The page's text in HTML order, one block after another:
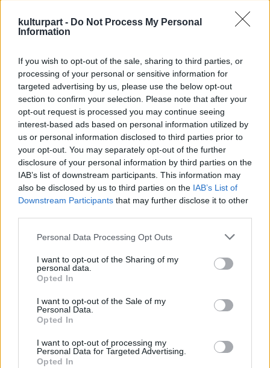
kulturpart - Do Not Process My Personal
Information
If you wish to opt-out of the sale, sharing to third parties, or
processing of your personal or sensitive information for
targeted advertising by us, please use the below opt-out
section to confirm your selection. Please note that after your
opt-out request is processed you may continue seeing
interest-based ads based on personal information utilized by
us or personal information disclosed to third parties prior to
your opt-out. You may separately opt-out of the further
disclosure of your personal information by third parties on the
IAB’s list of downstream participants. This information may
also be disclosed by us to third parties on the IAB’s List of
Downstream Participants that may further disclose it to other
Please note that this website/app uses one or more Google
not limited to your visit or usage behaviour. You may click to
grant or deny consent to Google and its third-party tags to
use your data for below specified purposes in below Google
consent section.
Personal Data Processing Opt Outs
I want to opt-out of the Sharing of my
personal data.
Opted In
I want to opt-out of the Sale of my
Personal Data.
Opted In
I want to opt-out of processing my
Personal Data for Targeted Advertising.
Opted In
A fal mellett egy parányi sír is napvilágra
maradványai voltak.
Lilja Pálsdóttir régész szerint nem lehet
biztonsággal állítani, hogy rituális
emberáldozatról van szó.
"Elterjedt szokás volt, hogy a falrésekbe
áldozati adományokat rejtettek. Ez a
gyakorlat honos volt a rómaiak körében is,
akik egy új ház építésekor újszülöttek
csontjait helyezték el a falakban. Egyelőre
semmi biztosat sem mondhatunk a leletről,
magyarázta Lilja Pálsdóttir, hozzátéve, hogy
keveset lehet tudni a korabeli izlandi rituális
emberáldozási szokásokról.
Forrás:MTI
Európa Vallás